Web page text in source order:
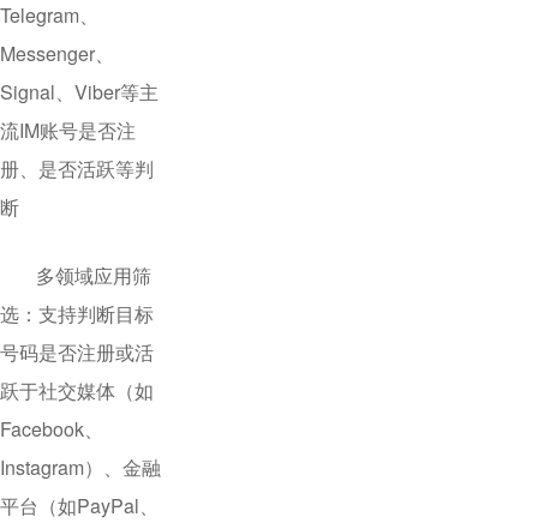
Telegram、
Messenger、
Signal、Viber等主
流IM账号是否注
册、是否活跃等判
断
多领域应用筛
选：支持判断目标
号码是否注册或活
跃于社交媒体（如
Facebook、
Instagram）、金融
平台（如PayPal、